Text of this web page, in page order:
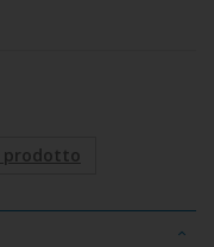
prodotto